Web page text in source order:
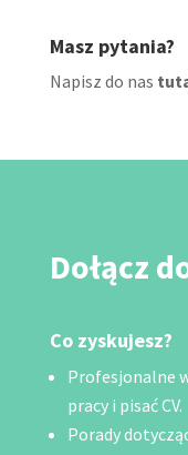
Masz pytania?
Napisz do nas
Dołącz
Co zyskujesz?
Profesjonalne
pracy i pisać CV.
Porady